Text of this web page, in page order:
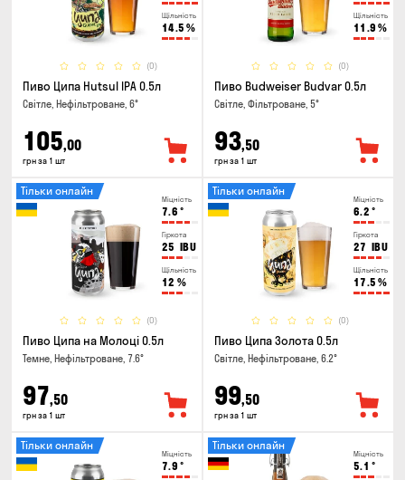
Щільність
14.5 %
(0)
Пиво Ципа Hutsul IPA 0.5л
Світле, Нефільтроване, 6°
105,00
грн за 1 шт
Щільність
11.9 %
(0)
Пиво Budweiser Budvar 0.5л
Світле, Фільтроване, 5°
93,50
грн за 1 шт
Міцність
7.6 °
Гіркота
25 IBU
Щільність
12 %
(0)
Тільки онлайн
Пиво Ципа на Молоці 0.5л
Темне, Нефільтроване, 7.6°
97,50
грн за 1 шт
Міцність
6.2 °
Гіркота
27 IBU
Щільність
17.5 %
(0)
Тільки онлайн
Пиво Ципа Золота 0.5л
Світле, Нефільтроване, 6.2°
99,50
грн за 1 шт
Міцність
7.9 °
Тільки онлайн
Міцність
5.1 °
Тільки онлайн